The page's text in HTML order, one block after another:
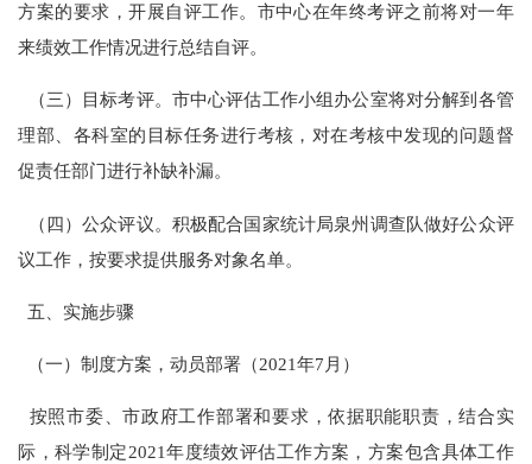
方案的要求，开展自评工作。市中心在年终考评之前将对一年
来绩效工作情况进行总结自评。
（三）目标考评。市中心评估工作小组办公室将对分解到各管
理部、各科室的目标任务进行考核，对在考核中发现的问题督
促责任部门进行补缺补漏。
（四）公众评议。积极配合国家统计局泉州调查队做好公众评
议工作，按要求提供服务对象名单。
五、实施步骤
（一）制度方案，动员部署（2021年7 月）
按照市委、市政府工作部署和要求，依据职能职责，结合实
际，科学制定2021年度绩效评估工作方案，方案包含具体工作